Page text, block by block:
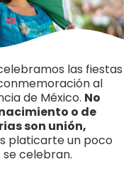
las fiestas
al
de México. No
o de
son unión,
platicarte un poco
celebran.